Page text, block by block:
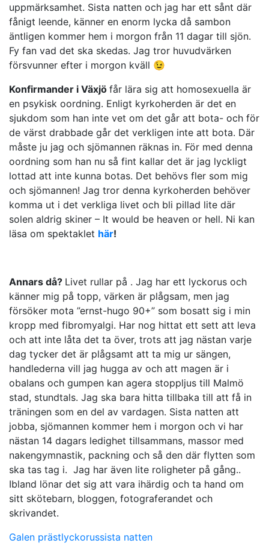
uppmärksamhet. Sista natten och jag har ett sånt där
fånigt leende, känner en enorm lycka då sambon
äntligen kommer hem i morgon från 11 dagar till sjön.
Fy fan vad det ska skedas. Jag tror huvudvärken
försvunner efter i morgon kväll 😉
Konfirmander i Växjö får lära sig att homosexuella är
en psykisk oordning. Enligt kyrkoherden är det en
sjukdom som han inte vet om det går att bota- och för
de värst drabbade går det verkligen inte att bota. Där
måste ju jag och sjömannen räknas in. För med denna
oordning som han nu så fint kallar det är jag lyckligt
lottad att inte kunna botas. Det behövs fler som mig
och sjömannen! Jag tror denna kyrkoherden behöver
komma ut i det verkliga livet och bli pillad lite där
solen aldrig skiner – It would be heaven or hell. Ni kan
läsa om spektaklet här!
Annars då? Livet rullar på . Jag har ett lyckorus och
känner mig på topp, värken är plågsam, men jag
försöker mota ”ernst-hugo 90+” som bosatt sig i min
kropp med fibromyalgi. Har nog hittat ett sett att leva
och att inte låta det ta över, trots att jag nästan varje
dag tycker det är plågsamt att ta mig ur sängen,
handlederna vill jag hugga av och att magen är i
obalans och gumpen kan agera stoppljus till Malmö
stad, stundtals. Jag ska bara hitta tillbaka till att få in
träningen som en del av vardagen. Sista natten att
jobba, sjömannen kommer hem i morgon och vi har
nästan 14 dagars ledighet tillsammans, massor med
nakengymnastik, packning och så den där flytten som
ska tas tag i. Jag har även lite roligheter på gång..
Ibland lönar det sig att vara ihärdig och ta hand om
sitt skötebarn, bloggen, fotograferandet och
skrivandet.
Galen prästlyckorussista natten